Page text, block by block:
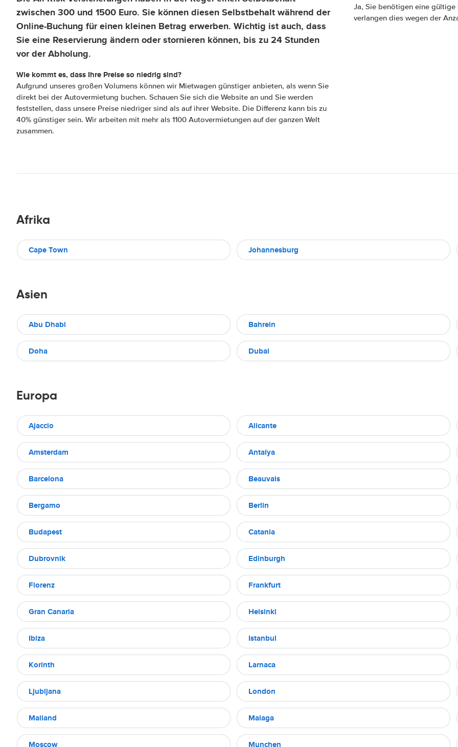
zwischen 300 und 1500 Euro. Sie können diesen Selbstbehalt während der
Online-Buchung für einen kleinen Betrag erwerben. Wichtig ist auch, dass
Sie eine Reservierung ändern oder stornieren können, bis zu 24 Stunden
vor der Abholung.
Wie kommt es, dass Ihre Preise so niedrig sind?
Aufgrund unseres großen Volumens können wir Mietwagen günstiger anbieten, als wenn Sie
direkt bei der Autovermietung buchen. Schauen Sie sich die Website an und Sie werden
feststellen, dass unsere Preise niedriger sind als auf ihrer Website. Die Differenz kann bis zu
40% günstiger sein. Wir arbeiten mit mehr als 1100 Autovermietungen auf der ganzen Welt
zusammen.
Ja, Sie benötigen eine
verlangen dies wegen der
Afrika
Cape Town Johannesburg
Asien
Abu Dhabi Bahrein
Doha Dubai
Europa
Ajaccio Alicante
Amsterdam Antalya
Barcelona Beauvais
Bergamo Berlin
Budapest Catania
Dubrovnik Edinburgh
Florenz Frankfurt
Gran Canaria Helsinki
Ibiza Istanbul
Korinth Larnaca
Ljubljana London
Mailand Malaga
Moscow Munchen